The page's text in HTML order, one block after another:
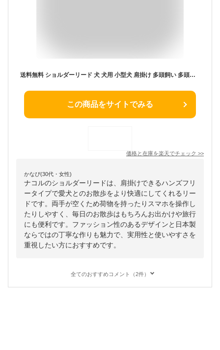
送料無料 ショルダーリード 犬 犬用 小型犬 肩掛け 多頭飼い 多頭用 お出かけ 散歩 ハンズフリー ファッションリード プレゼント ギフト 【日本製】 ナコル drs
この商品をサイトでみる
価格と在庫を楽天でチェック >>
かなぴ(30代・女性)
ナコルのショルダーリードは、肩掛けできるハンズフリ
ータイプで愛犬とのお散歩をより快適にしてくれるリー
ドです。両手が空くため荷物を持ったりスマホを操作し
たりしやすく、毎日のお散歩はもちろんお出かけや旅行
にも便利です。ファッション性のあるデザインと日本製
ならではの丁寧な作りも魅力で、実用性と使いやすさを
重視したい方におすすめです。
全てのおすすめコメント（2件）